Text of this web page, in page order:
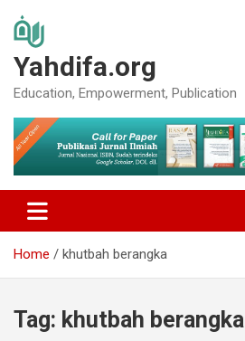
content
Yahdifa.org
Education, Empowerment, Publication
Home khutbah berangka
Tag: khutbah berangka